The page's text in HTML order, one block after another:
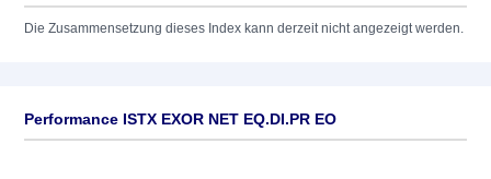
Die Zusammensetzung dieses Index kann derzeit nicht angezeigt werden.
Performance ISTX EXOR NET EQ.DI.PR EO